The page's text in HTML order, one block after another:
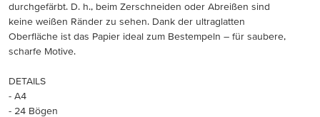
durchgefärbt. D. h., beim Zerschneiden oder Abreißen sind
keine weißen Ränder zu sehen. Dank der ultraglatten
Oberfläche ist das Papier ideal zum Bestempeln – für saubere,
scharfe Motive.
DETAILS
- A4
- 24 Bögen